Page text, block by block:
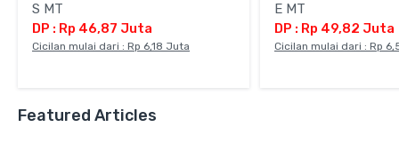
S MT
DP : Rp 46,87 Juta
Cicilan mulai dari : Rp 6,18 Juta
E MT
DP : Rp 49,82 Juta
Cicilan mulai dari : Rp
Featured Articles